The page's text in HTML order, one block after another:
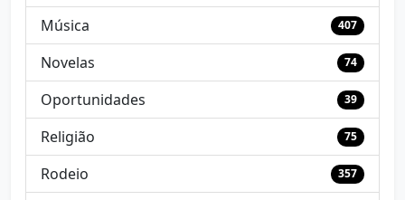
Música 407
Novelas 74
Oportunidades 39
Religião 75
Rodeio 357